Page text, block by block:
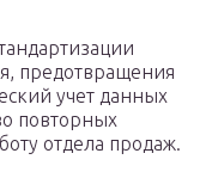
предотвращения
учет данных
повторных
отдела продаж.